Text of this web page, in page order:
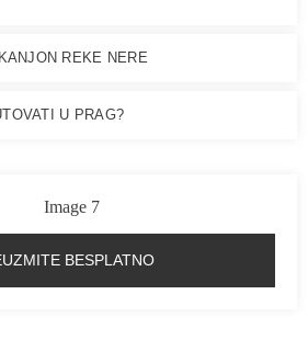
REKE NERE
U PRAG?
BESPLATNO